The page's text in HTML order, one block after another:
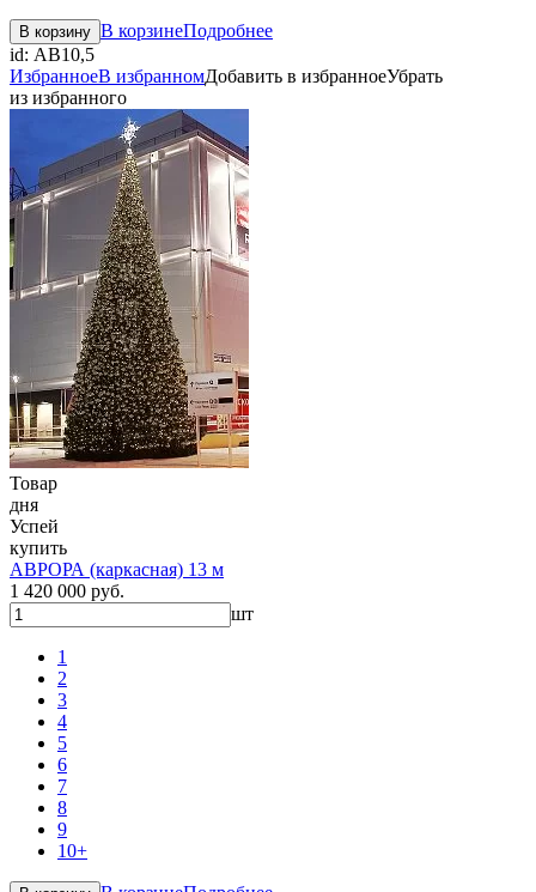
В корзину В корзинеПодробнее
id: АВ10,5
ИзбранноеВ избранномДобавить в избранноеУбрать
из избранного
Товар
дня
Успей
купить
АВРОРА (каркасная) 13 м
1 420 000 руб.
шт
1
2
3
4
5
6
7
8
9
10+